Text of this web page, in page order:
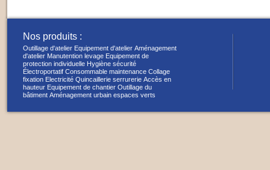
Nos produits :
Outillage d'atelier Equipement d'atelier Aménagement
d'atelier Manutention levage Equipement de
protection individuelle Hygiène sécurité
Électroportatif Consommable maintenance Collage
fixation Electricité Quincaillerie serrurerie Accès en
hauteur Equipement de chantier Outillage du
bâtiment Aménagement urbain espaces verts